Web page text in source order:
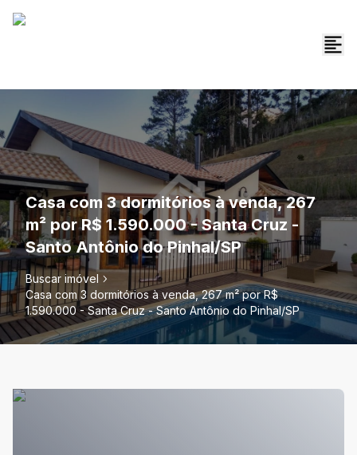
Casa com 3 dormitórios à venda, 267
m² por R$ 1.590.000 - Santa Cruz -
Santo Antônio do Pinhal/SP
Buscar imóvel
Casa com 3 dormitórios à venda, 267 m² por R$
1.590.000 - Santa Cruz - Santo Antônio do Pinhal/SP